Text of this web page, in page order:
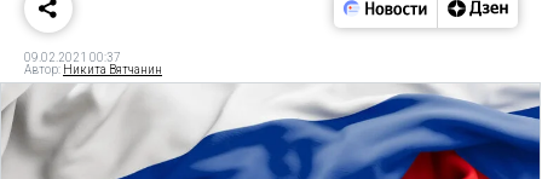
09.02.2021 00:37
Автор: Никита Вятчанин